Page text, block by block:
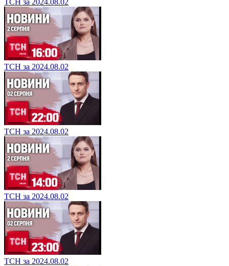
ТСН за 2024.08.02
ТСН за 2024.08.02
ТСН за 2024.08.02
ТСН за 2024.08.02